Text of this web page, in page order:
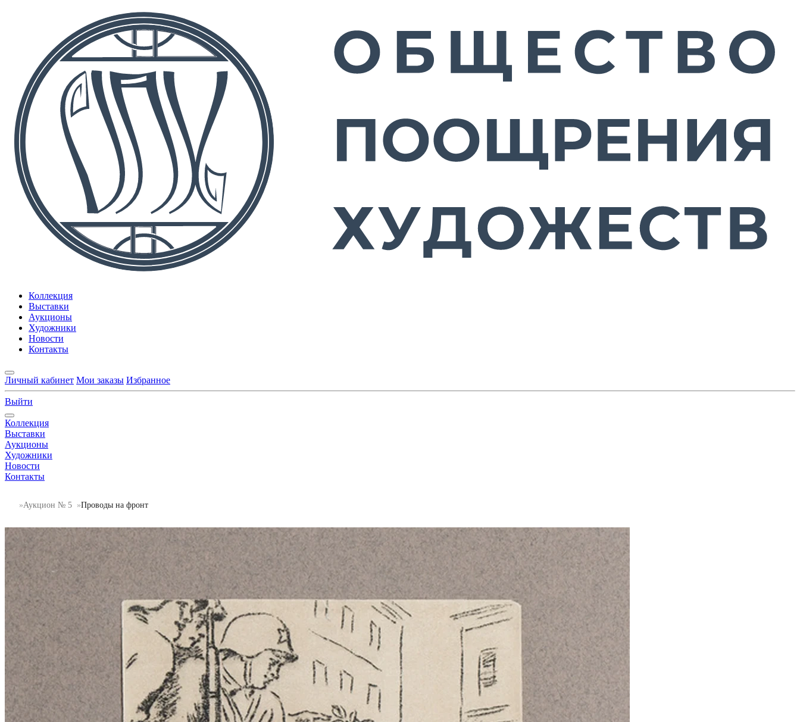
Коллекция
Выставки
Аукционы
Художники
Новости
Контакты
Личный кабинет Мои заказы Избранное
Выйти
Коллекция
Выставки
Аукционы
Художники
Новости
Контакты
Аукцион № 5 Проводы на фронт